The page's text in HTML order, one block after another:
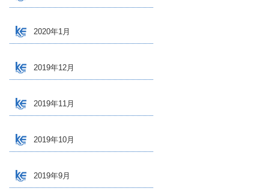
2020年1月
2019年12月
2019年11月
2019年10月
2019年9月